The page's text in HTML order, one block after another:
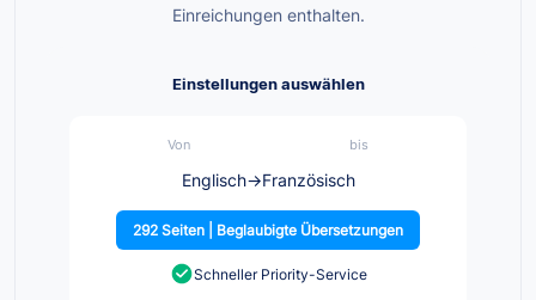
Einreichungen enthalten.
Einstellungen auswählen
Von bis
Englisch→Französisch
292 Seiten | Beglaubigte Übersetzungen
Schneller Priority-Service